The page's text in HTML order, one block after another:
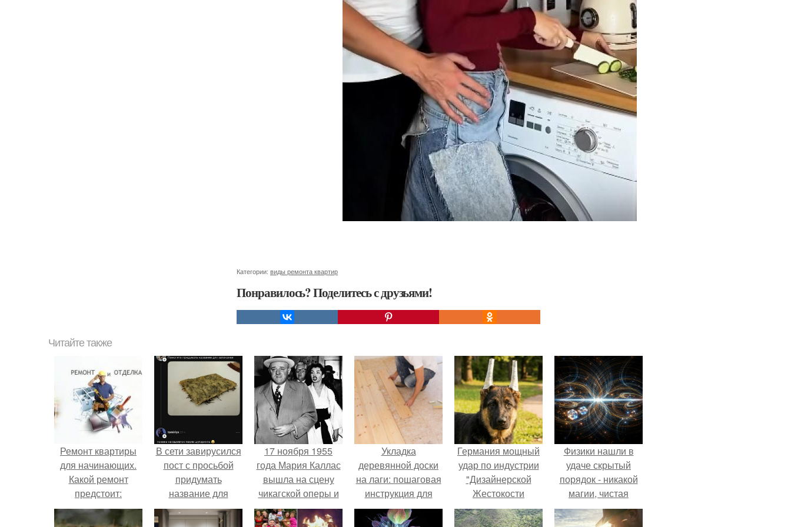
Категории: виды ремонта квартир
Понравилось? Поделитесь с друзьями!
Читайте также
Ремонт квартиры
для начинающих.
Какой ремонт
предстоит:
косметический или
капитальный
В сети завирусился
пост с просьбой
придумать
название для
домашней
запеканки.
17 ноября 1955
года Мария Каллас
вышла на сцену
чикагской оперы и
сорвала овации.
Укладка
деревянной доски
на лаги: пошаговая
инструкция для
начинающих
Германия мощный
удар по индустрии
"Дизайнерской
Жестокости
нанесла".
Физики нашли в
удаче скрытый
порядок - никакой
магии, чистая
квантовая
механика.